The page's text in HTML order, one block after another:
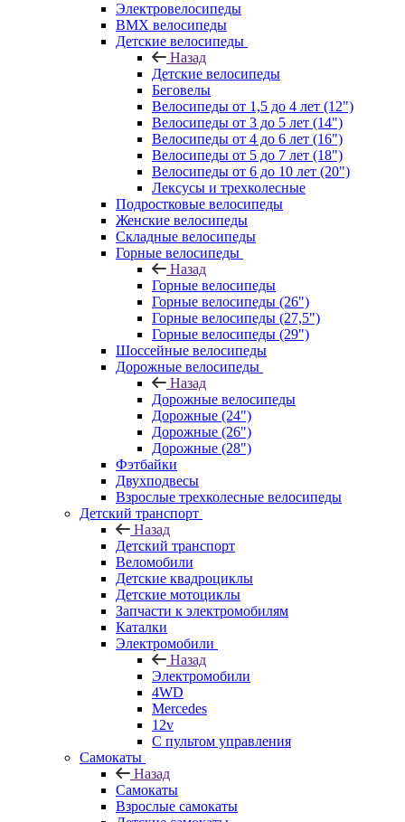
Электровелосипеды
BMX велосипеды
Детские велосипеды
Назад
Детские велосипеды
Беговелы
Велосипеды от 1,5 до 4 лет (12")
Велосипеды от 3 до 5 лет (14")
Велосипеды от 4 до 6 лет (16")
Велосипеды от 5 до 7 лет (18")
Велосипеды от 6 до 10 лет (20")
Лексусы и трехколесные
Подростковые велосипеды
Женские велосипеды
Складные велосипеды
Горные велосипеды
Назад
Горные велосипеды
Горные велосипеды (26")
Горные велосипеды (27,5")
Горные велосипеды (29")
Шоссейные велосипеды
Дорожные велосипеды
Назад
Дорожные велосипеды
Дорожные (24")
Дорожные (26")
Дорожные (28")
Фэтбайки
Двухподвесы
Взрослые трехколесные велосипеды
Детский транспорт
Назад
Детский транспорт
Веломобили
Детские квадроциклы
Детские мотоциклы
Запчасти к электромобилям
Каталки
Электромобили
Назад
Электромобили
4WD
Mercedes
12v
С пультом управления
Самокаты
Назад
Самокаты
Взрослые самокаты